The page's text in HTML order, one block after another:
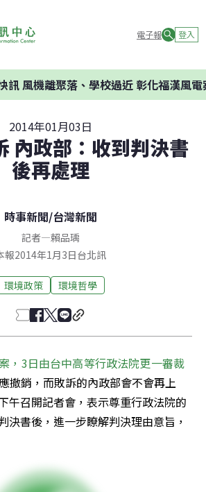
電子報 登入
訊風機離聚落、學校過近 彰化福漢風電
2014年01月03日
內政部：收到判決書
後再處理
時事新聞/台灣新聞
記者—賴品瑀
報2014年1月3日台北訊
環境政策 環境哲學
，3日由台中高等行政法院更一審裁
撤銷，而敗訴的內政部會不會再上
午召開記者會，表示尊重行政法院的
決書後，進一步瞭解判決理由意旨，